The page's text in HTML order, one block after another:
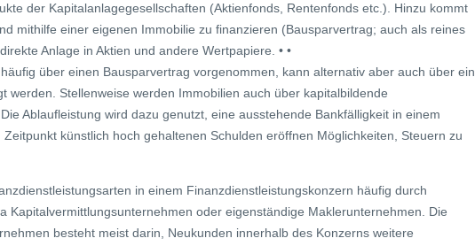
der Kapitalanlagegesellschaften (Aktienfonds, Rentenfonds etc.). Hinzu kommt
mithilfe einer eigenen Immobilie zu finanzieren (Bausparvertrag; auch als reines
Anlage in Aktien und andere Wertpapiere. • •
über einen Bausparvertrag vorgenommen, kann alternativ aber auch über ein
werden. Stellenweise werden Immobilien auch über kapitalbildende
Ablaufleistung wird dazu genutzt, eine ausstehende Bankfälligkeit in einem
künstlich hoch gehaltenen Schulden eröffnen Möglichkeiten, Steuern zu
in einem Finanzdienstleistungskonzern häufig durch
Kapitalvermittlungsunternehmen oder eigenständige Maklerunternehmen. Die
besteht meist darin, Neukunden innerhalb des Konzerns weitere